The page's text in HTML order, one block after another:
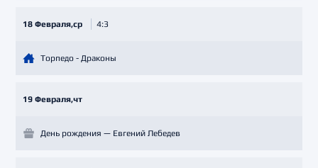
18 Февраля,ср 4:3
Торпедо - Драконы
19 Февраля,чт
День рождения — Евгений Лебедев